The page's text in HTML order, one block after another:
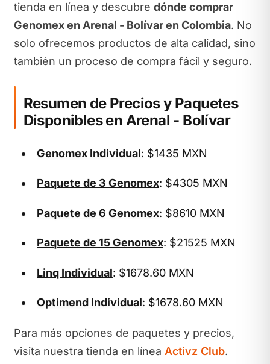
tienda en línea y descubre dónde comprar
Genomex en Arenal - Bolívar en Colombia. No
solo ofrecemos productos de alta calidad, sino
también un proceso de compra fácil y seguro.
Resumen de Precios y Paquetes
Disponibles en Arenal - Bolívar
Genomex Individual: $1435 MXN
Paquete de 3 Genomex: $4305 MXN
Paquete de 6 Genomex: $8610 MXN
Paquete de 15 Genomex: $21525 MXN
Linq Individual: $1678.60 MXN
Optimend Individual: $1678.60 MXN
Para más opciones de paquetes y precios,
visita nuestra tienda en línea Activz Club.